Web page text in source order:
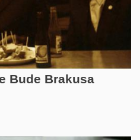
Bude Brakusa